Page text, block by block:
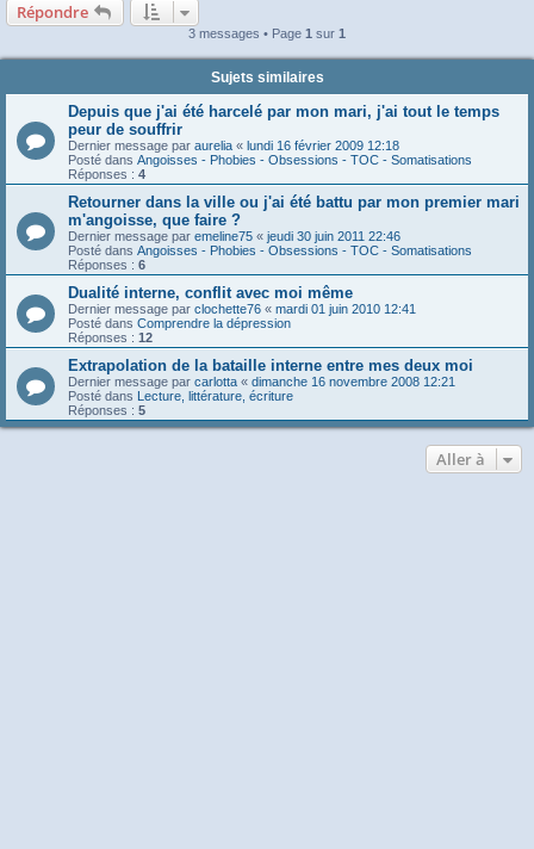
Répondre
3 messages • Page 1 sur 1
Sujets similaires
Depuis que j'ai été harcelé par mon mari, j'ai tout le temps
peur de souffrir
Dernier message par aurelia « lundi 16 février 2009 12:18
Posté dans Angoisses - Phobies - Obsessions - TOC - Somatisations
Réponses : 4
Retourner dans la ville ou j'ai été battu par mon premier mari
m'angoisse, que faire ?
Dernier message par emeline75 « jeudi 30 juin 2011 22:46
Posté dans Angoisses - Phobies - Obsessions - TOC - Somatisations
Réponses : 6
Dualité interne, conflit avec moi même
Dernier message par clochette76 « mardi 01 juin 2010 12:41
Posté dans Comprendre la dépression
Réponses : 12
Extrapolation de la bataille interne entre mes deux moi
Dernier message par carlotta « dimanche 16 novembre 2008 12:21
Posté dans
Lecture, littérature, écriture
Réponses : 5
Aller à